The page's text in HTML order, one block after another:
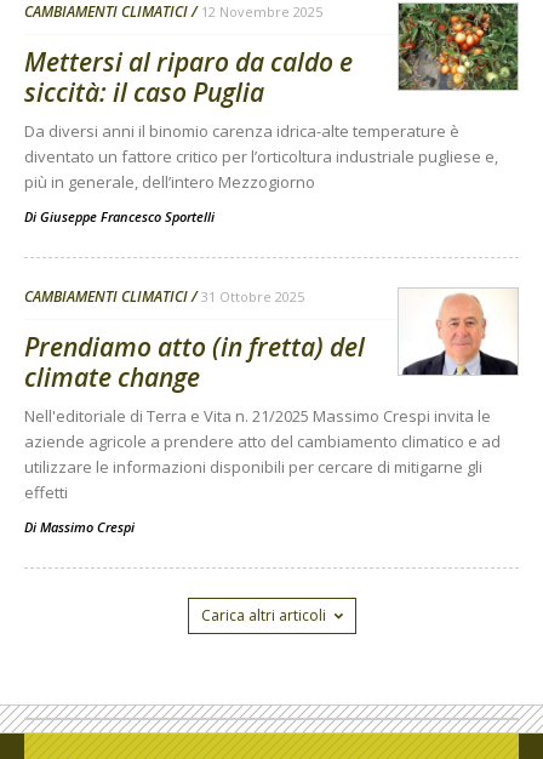
CAMBIAMENTI CLIMATICI 12 Novembre 2025
Mettersi al riparo da caldo e
siccità: il caso Puglia
Da diversi anni il binomio carenza idrica-alte temperature è
diventato un fattore critico per l’orticoltura industriale pugliese e,
più in generale, dell’intero Mezzogiorno
Di Giuseppe Francesco Sportelli
CAMBIAMENTI CLIMATICI 31 Ottobre 2025
Prendiamo atto (in fretta) del
climate change
Nell'editoriale di Terra e Vita n. 21/2025 Massimo Crespi invita le
aziende agricole a prendere atto del cambiamento climatico e ad
utilizzare le informazioni disponibili per cercare di mitigarne gli
effetti
Di Massimo Crespi
Carica altri articoli